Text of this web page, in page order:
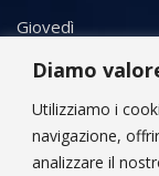
Diamo
Utilizziamo i
navigazione,
analizzare il
Giovedì
Venerdì
Sabato